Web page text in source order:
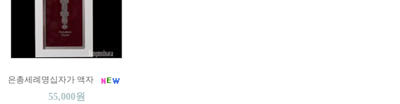
은총세례명십자가 액자
55,000원